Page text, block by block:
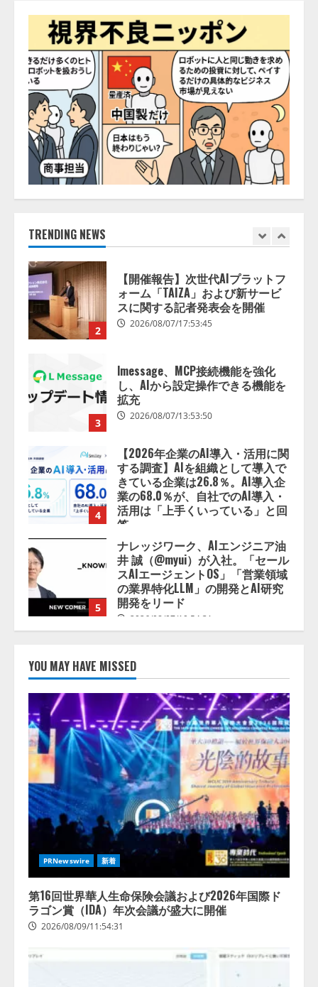
TRENDING NEWS
4
きている企業は26.8％。AI導入企
業の68.0％が、自社でのAI導入・
活用は「上手くいっている」と回
答
2026/08/07/13:53:50
5
ナレッジワーク、AIエンジニア油
井 誠（@myui）が入社。「セール
スAIエージェントOS」「営業領域
の業界特化LLM」の開発とAI研究
開発をリード
2026/08/07/10:54:31
1
【ドローン
AI】ドローン操縦を
AIがアドバイス「AIコーチ」をリ
2
【開催報告】次世代AIプラットフ
ォーム「TAIZA」および新サービ
スに関する記者発表会を開催
2026/08/07/17:53:45
3
lmessage、MCP接続機能を強化
し、AIから設定操作できる機能を
拡充
2026/08/07/13:53:50
4
【2026年企業のAI導入・活用に関
する調査】AIを組織として導入で
きている企業は26.8％。AI導入企
業の68.0％が、自社でのAI導入・
活用は「上手くいっている」と回
答
2026/08/07/13:53:50
5
ナレッジワーク、AIエンジニア油
井 誠（@myui）が入社。「セール
スAIエージェントOS」「営業領域
の業界特化LLM」の開発とAI研究
開発をリード
2026/08/07/10:54:31
AIがアドバイス「AIコーチ」をリ
リース
2026/08/09/01:53:44
2
【開催報告】次世代AIプラットフ
ォーム「TAIZA」および新サービ
スに関する記者発表会を開催
2026/08/07/17:53:45
lmessage、MCP接続機能を強化
し、AIから設定操作できる機能を
拡充
2026/08/07/13:53:50
【2026年企業のAI導入・活用に関
する調査】AIを組織として導入で
業の68.0％が、自社でのAI導入・
活用は「上手くいっている」と回
YOU MAY HAVE MISSED
PRNewswire 新着
第16回世界華人生命保険会議および2026年国際ド
ラゴン賞（IDA）年次会議が盛大に開催
2026/08/09/11:54:31